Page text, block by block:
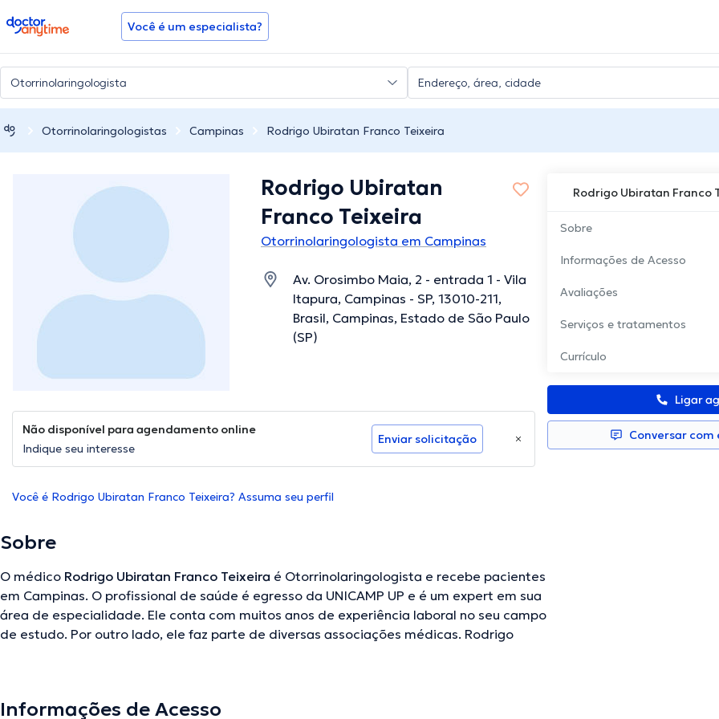
doctoranytime Você é um especialista?
Otorrinolaringologistas Campinas Rodrigo Ubiratan Franco Teixeira
Rodrigo Ubiratan Franco
Sobre
Informações de Acesso
Avaliações
Serviços e tratamentos
Currículo
Ligar
Conversar com
Rodrigo Ubiratan
Franco Teixeira
Otorrinolaringologista em Campinas
Av. Orosimbo Maia, 2 - entrada 1 - Vila
Itapura, Campinas - SP, 13010-211,
Brasil, Campinas, Estado de São Paulo
(SP)
Não disponível para agendamento online
Indique seu interesse
Enviar solicitação
Você é Rodrigo Ubiratan Franco Teixeira? Assuma seu perfil
Sobre
O médico Rodrigo Ubiratan Franco Teixeira é Otorrinolaringologista e recebe pacientes
em Campinas. O profissional de saúde é egresso da UNICAMP UP e é um expert em sua
área de especialidade. Ele conta com muitos anos de experiência laboral no seu campo
de estudo. Por outro lado, ele faz parte de diversas associações médicas. Rodrigo
Informações de Acesso